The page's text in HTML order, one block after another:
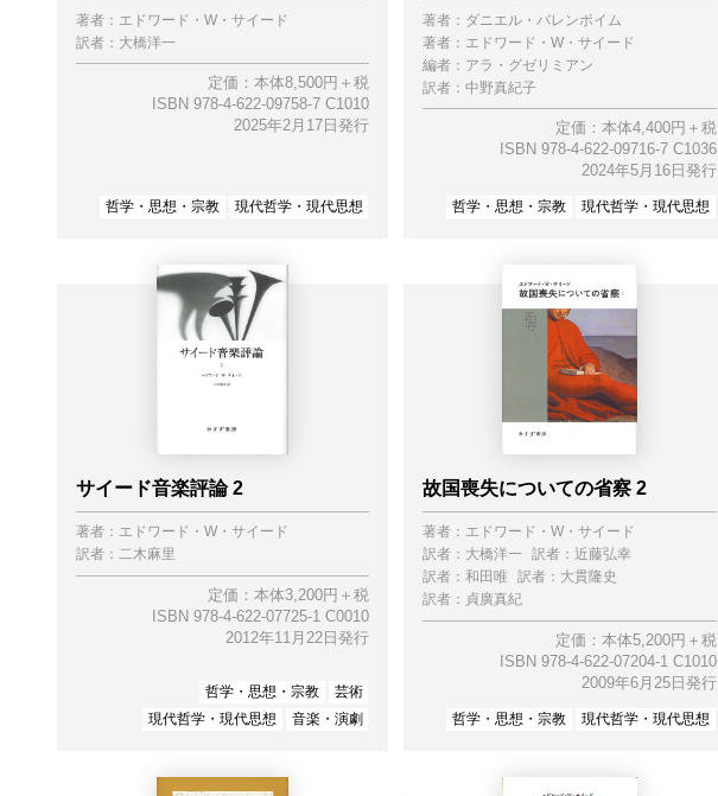
著者： エドワード・W・サイード
訳者： 大橋洋一
定価：本体8,500円＋税
ISBN 978-4-622-09758-7 C1010
2025年2月17日発行
哲学・思想・宗教 現代哲学・現代思想
著者： ダニエル・バレンボイム
著者： エドワード・W・サイード
編者： アラ・グゼリミアン
訳者：中野真紀子
定価：本体4,400円＋税
ISBN 978-4-622-09716-7 C1036
2024年5月16日発行
哲学・思想・宗教 現代哲学・現代思想
サイード音楽評論 2
著者： エドワード・W・サイード
訳者：二木麻里
定価：本体3,200円＋税
ISBN 978-4-622-07725-1 C0010
2012年11月22日発行
哲学・思想・宗教
芸術
現代哲学・現代思想
音楽・演劇
故国喪失についての省察 2
著者： エドワード・W・サイード
訳者： 大橋洋一 訳者： 近藤弘幸
訳者：和田唯 訳者： 大貫隆史
訳者： 貞廣真紀
定価：本体5,200円＋税
ISBN 978-4-622-07204-1 C1010
2009年6月25日発行
哲学・思想・宗教 現代哲学・現代思想